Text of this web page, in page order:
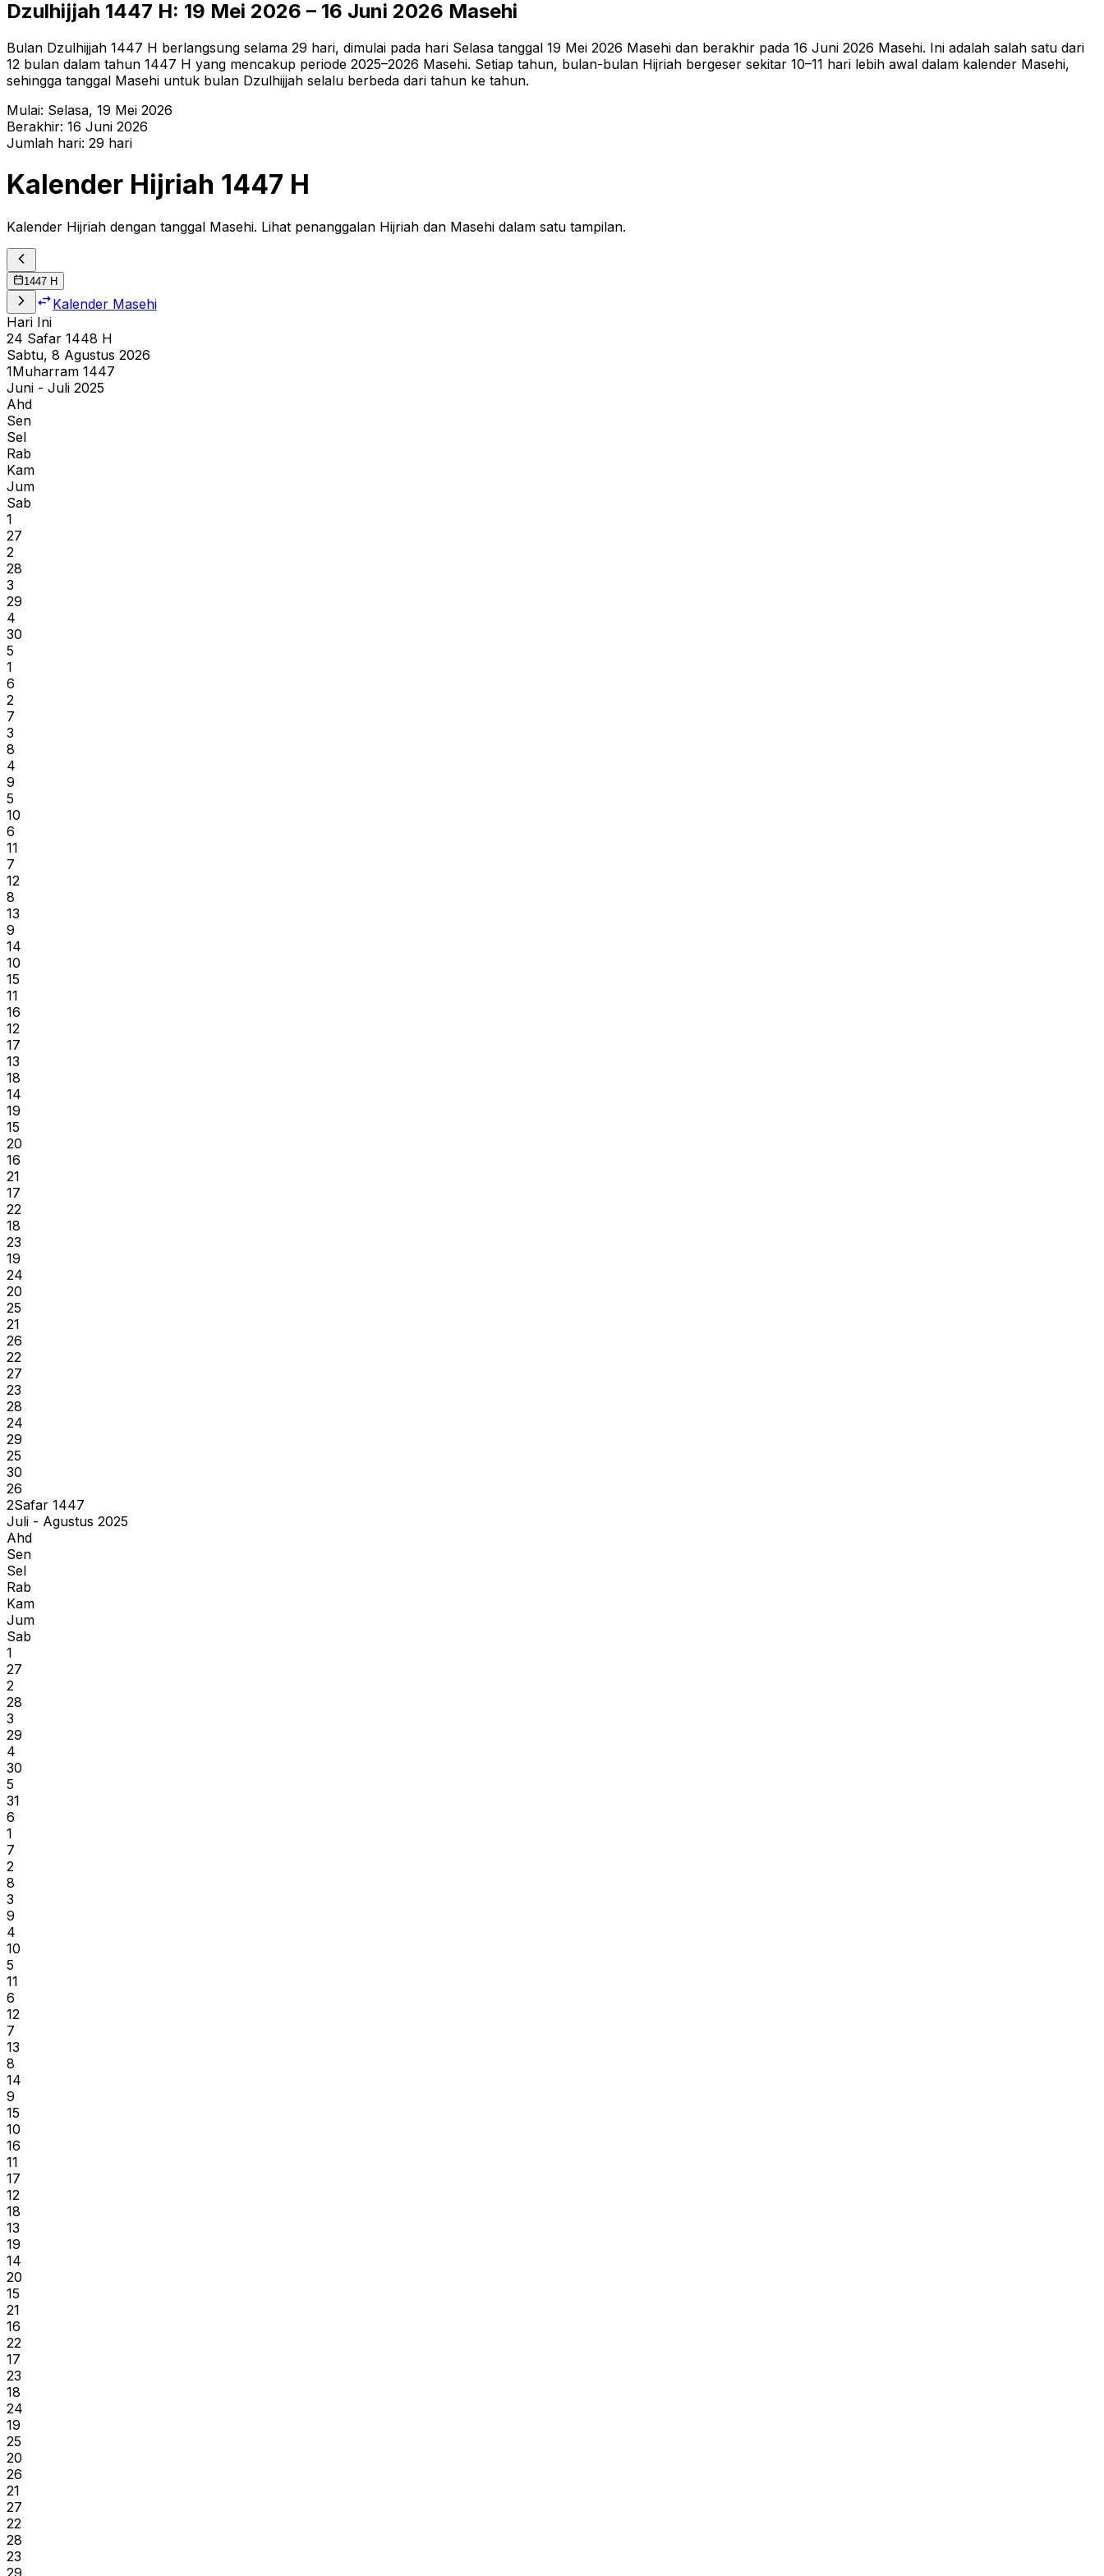
Dzulhijjah 1447 H: 19 Mei 2026 – 16 Juni 2026 Masehi
Bulan Dzulhijjah 1447 H berlangsung selama 29 hari, dimulai pada hari Selasa tanggal 19 Mei 2026 Masehi dan berakhir pada 16 Juni 2026 Masehi. Ini adalah salah satu dari
12 bulan dalam tahun 1447 H yang mencakup periode 2025–2026 Masehi. Setiap tahun, bulan-bulan Hijriah bergeser sekitar 10–11 hari lebih awal dalam kalender Masehi,
sehingga tanggal Masehi untuk bulan Dzulhijjah selalu berbeda dari tahun ke tahun.
Mulai: Selasa, 19 Mei 2026
Berakhir: 16 Juni 2026
Jumlah hari: 29 hari
Kalender Hijriah 1447 H
Kalender Hijriah dengan tanggal Masehi. Lihat penanggalan Hijriah dan Masehi dalam satu tampilan.
1447 H
Kalender Masehi
Hari Ini
24 Safar 1448 H
Sabtu, 8 Agustus 2026
1Muharram 1447
Juni - Juli 2025
Ahd
Sen
Sel
Rab
Kam
Jum
Sab
1
27
2
28
3
29
4
30
5
1
6
2
7
3
8
4
9
5
10
6
11
7
12
8
13
9
14
10
15
11
16
12
17
13
18
14
19
15
20
16
21
17
22
18
23
19
24
20
25
21
26
22
27
23
28
24
29
25
30
26
2Safar 1447
Juli - Agustus 2025
Ahd
Sen
Sel
Rab
Kam
Jum
Sab
1
27
2
28
3
29
4
30
5
31
6
1
7
2
8
3
9
4
10
5
11
6
12
7
13
8
14
9
15
10
16
11
17
12
18
13
19
14
20
15
21
16
22
17
23
18
24
19
25
20
26
21
27
22
28
23
29